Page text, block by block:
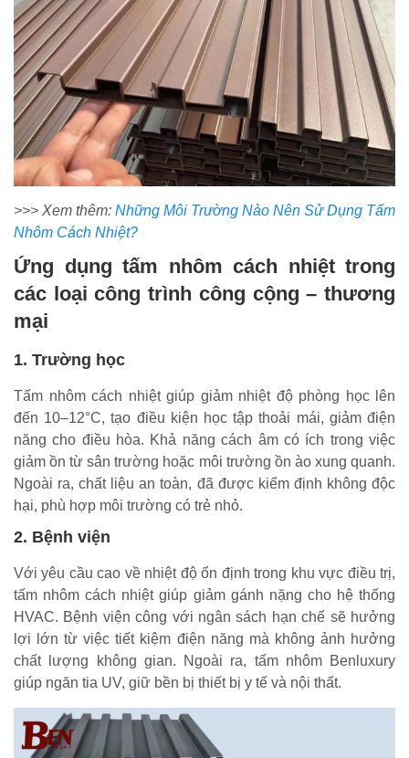
>>> Xem thêm: Những Môi Trường Nào Nên Sử Dụng Tấm
Nhôm Cách Nhiệt?
Ứng dụng tấm nhôm cách nhiệt trong
các loại công trình công cộng – thương
mại
1. Trường học
Tấm nhôm cách nhiệt giúp giảm nhiệt độ phòng học lên
đến 10–12°C, tạo điều kiện học tập thoải mái, giảm điện
năng cho điều hòa. Khả năng cách âm có ích trong việc
giảm ồn từ sân trường hoặc môi trường ồn ào xung quanh.
Ngoài ra, chất liệu an toàn, đã được kiểm định không độc
hại, phù hợp môi trường có trẻ nhỏ.
2. Bệnh viện
Với yêu cầu cao về nhiệt độ ổn định trong khu vực điều trị,
tấm nhôm cách nhiệt giúp giảm gánh nặng cho hệ thống
HVAC. Bệnh viện công với ngân sách hạn chế sẽ hưởng
lợi lớn từ việc tiết kiệm điện năng mà không ảnh hưởng
chất lượng không gian. Ngoài ra, tấm nhôm Benluxury
giúp ngăn tia UV, giữ bền bị thiết bị y tế và nội thất.